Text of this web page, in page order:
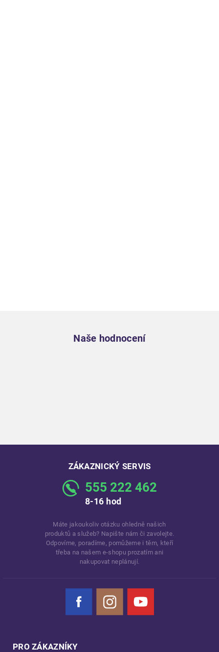
Naše hodnocení
ZÁKAZNICKÝ SERVIS
555 222 462
8-16 hod
Máte jakoukoliv otázku ohledně našich
produktů a služeb? Napište nám či zavolejte.
Odpovíme, poradíme, pomůžeme i těm, kteří
třeba na našem e-shopu prozatím ani
nakupovat neplánují.
Facebook Instagram YouTube
PRO ZÁKAZNÍKY